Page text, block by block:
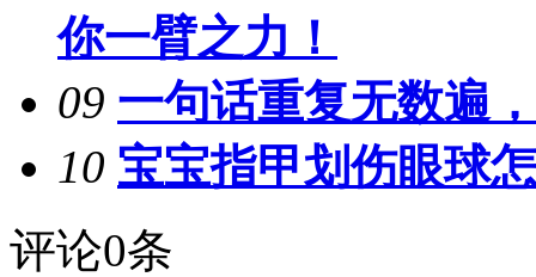
你一臂之力！
09 一句话重复无数遍
10 宝宝指甲划伤眼球
评论0条